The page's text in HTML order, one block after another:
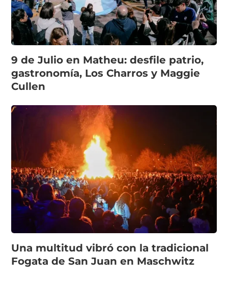
9 de Julio en Matheu: desfile patrio,
gastronomía, Los Charros y Maggie
Cullen
Una multitud vibró con la tradicional
Fogata de San Juan en Maschwitz